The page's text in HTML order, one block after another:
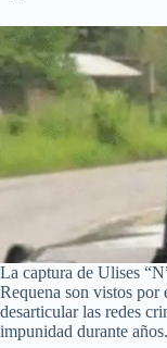
La captura de Ulises
Requena son vistos por
desarticular las redes
impunidad durante años.